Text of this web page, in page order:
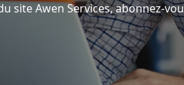
site Awen Services, abonnez-